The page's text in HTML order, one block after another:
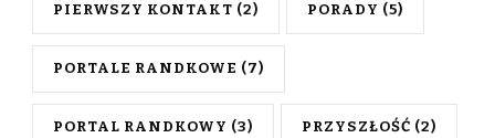
PIERWSZY KONTAKT (2) PORADY (5)
PORTALE RANDKOWE (7)
PORTAL RANDKOWY (3) PRZYSZŁOŚĆ (2)